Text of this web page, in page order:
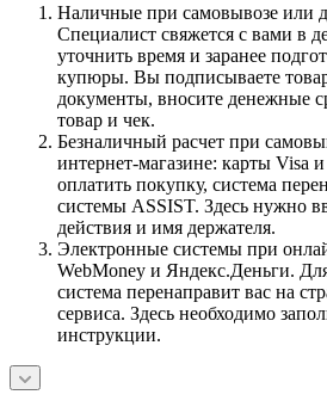
Наличные при самовывозе или
Специалист свяжется с вами в
уточнить время и заранее
купюры. Вы подписываете
документы, вносите денежные
товар и чек.
Безналичный расчет при
интернет-магазине: карты Visa
оплатить покупку, система
системы ASSIST. Здесь нужно
действия и имя держателя.
Электронные системы при
WebMoney и Яндекс.Деньги.
система перенаправит вас на
сервиса. Здесь необходимо
инструкции.